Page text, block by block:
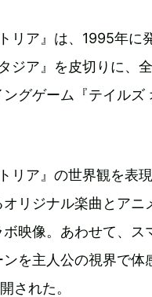
リア』は、1995年に
ジア』を皮切りに、
グゲーム『テイル
リア』の世界観を表
リジナル楽曲とアニ
映像。あわせて、
を主人公の視界で
された。